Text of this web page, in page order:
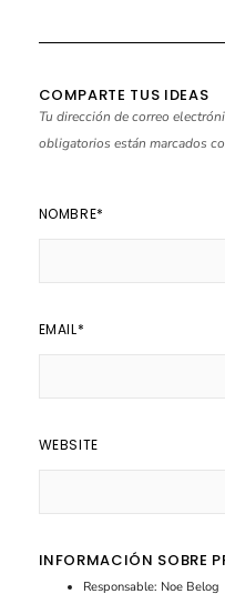
COMPARTE TUS IDEAS
Tu dirección de correo
obligatorios están marcados
NOMBRE*
EMAIL*
WEBSITE
INFORMACIÓN SOBRE
Responsable: Noe Belog